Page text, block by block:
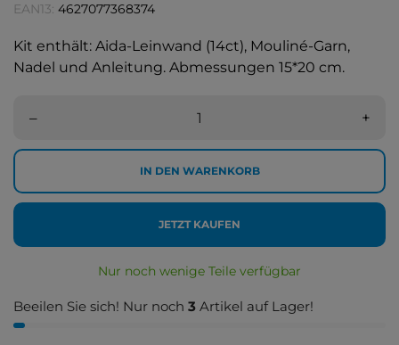
EAN13: 4627077368374
Kit enthält: Aida-Leinwand (14ct), Mouliné-Garn,
Nadel und Anleitung. Abmessungen 15*20 cm.
– +
IN DEN WARENKORB
JETZT KAUFEN
Nur noch wenige Teile verfügbar
Beeilen Sie sich! Nur noch 3 Artikel auf Lager!